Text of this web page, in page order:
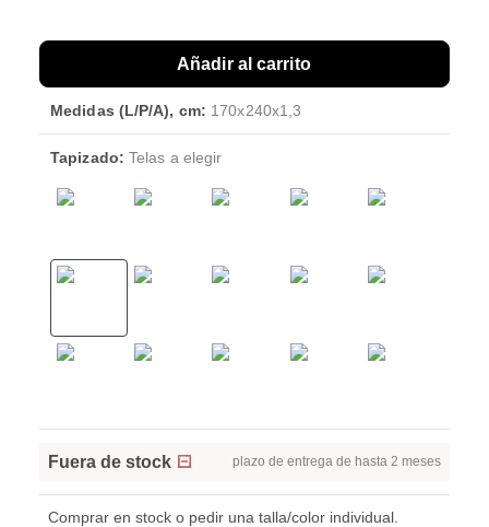
Medidas (L/P/A), cm: 170x240x1,3
Tapizado: Telas a elegir
Fuera de stock plazo de entrega de hasta 2 meses
Comprar en stock o pedir una talla/color individual.
Añadir al carrito